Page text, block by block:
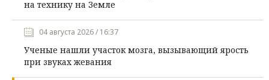
на технику на Земле
04 августа 2026 / 16:37
Ученые нашли участок мозга, вызывающий ярость
при звуках жевания